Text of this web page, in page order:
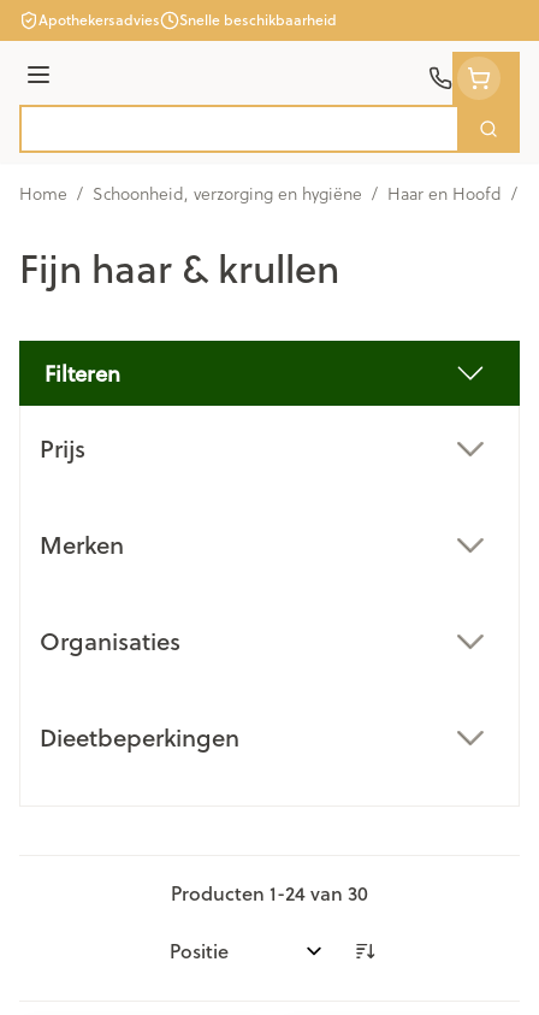
Ga naar de inhoud
Apothekersadvies Snelle beschikbaarheid
Menu
Zoek
Home / Schoonheid, verzorging en hygiëne / Haar en Hoofd /
Fijn haar & krullen
Filteren
Prijs
Merken
Organisaties
Dieetbeperkingen
Producten 1-24van 30
Sorteer op: